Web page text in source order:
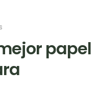
papel